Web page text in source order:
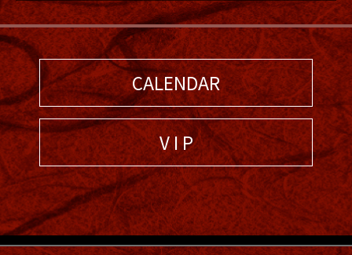
CALENDAR
V I P